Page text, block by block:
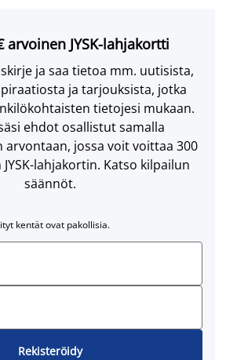
arvoinen JYSK-lahjakortti
ja saa tietoa mm. uutisista,
ja tarjouksista, jotka
tietojesi mukaan.
ehdot osallistut samalla
arvontaan, jossa voit voittaa 300
lahjakortin. Katso kilpailun
säännöt.
kentät ovat pakollisia.
Rekisteröidy